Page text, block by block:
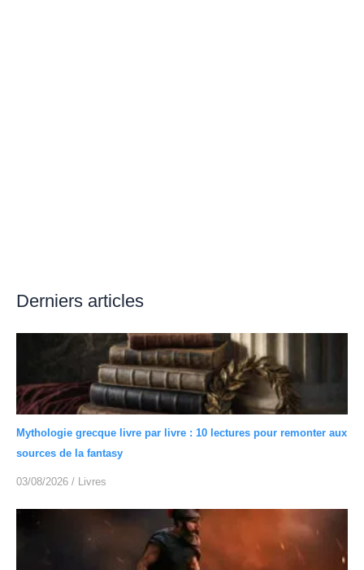
Derniers articles
Mythologie grecque livre par livre : 10 lectures pour remonter aux
sources de la fantasy
03/08/2026 / Livres